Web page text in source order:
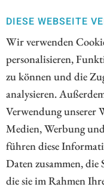
DIESE WEBSEITE
Wir verwenden
personalisieren,
zu können und die
analysieren.
Verwendung unserer
Medien, Werbung
führen diese
Daten zusammen, die
die sie im Rahmen
Notenbanken
nicht alle Mittel in
ZUM KOMMENTAR
1 2 3 4